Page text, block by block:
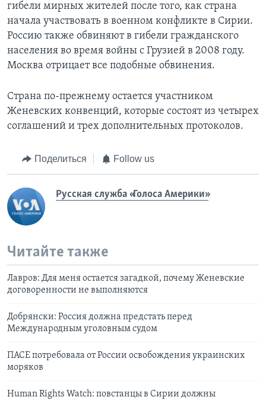
гибели мирных жителей после того, как страна
начала участвовать в военном конфликте в Сирии.
Россию также обвиняют в гибели гражданского
населения во время войны с Грузией в 2008 году.
Москва отрицает все подобные обвинения.
Страна по-прежнему остается участником
Женевских конвенций, которые состоят из четырех
соглашений и трех дополнительных протоколов.
Поделиться Follow us
Русская служба «Голоса Америки»
Читайте также
Лавров: Для меня остается загадкой, почему Женевские
договоренности не выполняются
Добрянски: Россия должна предстать перед
Международным уголовным судом
ПАСЕ потребовала от России освобождения украинских
моряков
Human Rights Watch: повстанцы в Сирии должны